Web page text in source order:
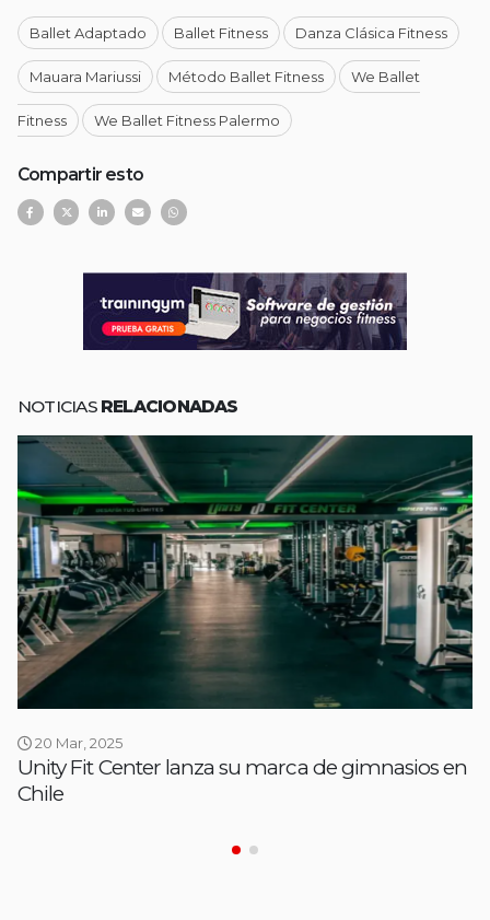
Ballet Adaptado Ballet Fitness Danza Clásica Fitness
Mauara Mariussi Método Ballet Fitness We Ballet
Fitness We Ballet Fitness Palermo
Compartir esto
NOTICIAS RELACIONADAS
20 Mar, 2025
Unity Fit Center lanza su marca de gimnasios en
Chile